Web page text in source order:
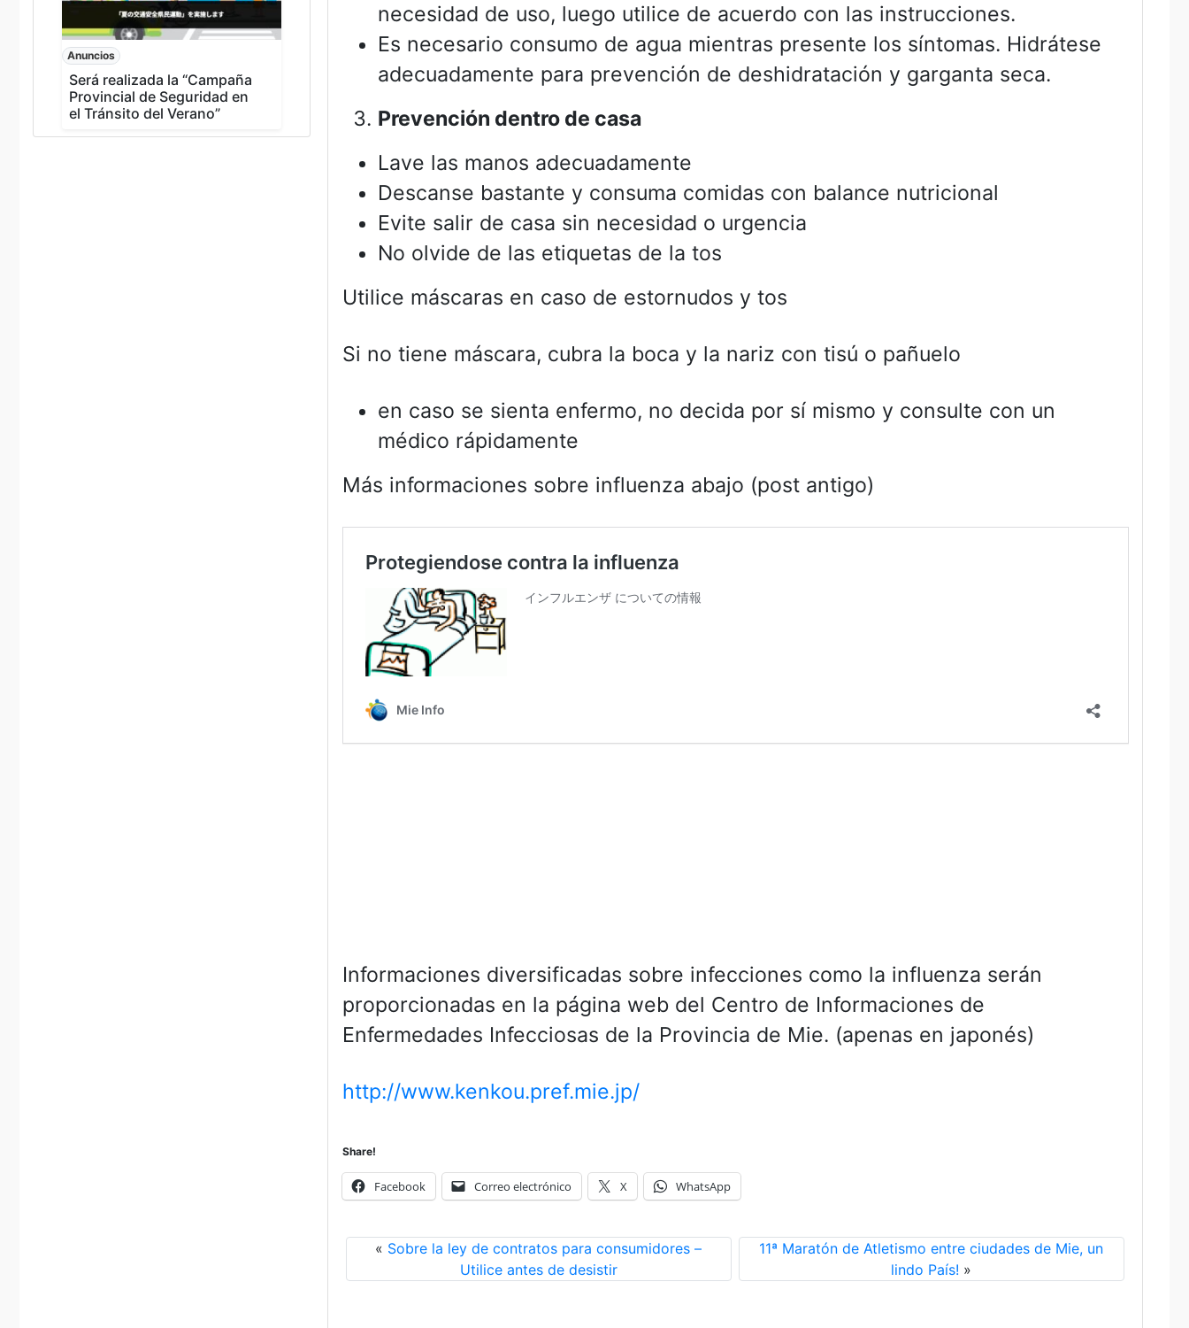
Anuncios
Será realizada la “Campaña
Provincial de Seguridad en
el Tránsito del Verano”
necesidad de uso, luego utilice de acuerdo con las instrucciones.
Es necesario consumo de agua mientras presente los síntomas. Hidrátese
adecuadamente para prevención de deshidratación y garganta seca.
Prevención dentro de casa
Lave las manos adecuadamente
Descanse bastante y consuma comidas con balance nutricional
Evite salir de casa sin necesidad o urgencia
No olvide de las etiquetas de la tos
Utilice máscaras en caso de estornudos y tos
Si no tiene máscara, cubra la boca y la nariz con tisú o pañuelo
en caso se sienta enfermo, no decida por sí mismo y consulte con un
médico rápidamente
Más informaciones sobre influenza abajo (post antigo)
Informaciones diversificadas sobre infecciones como la influenza serán
proporcionadas en la página web del Centro de Informaciones de
Enfermedades Infecciosas de la Provincia de Mie. (apenas en japonés)
http://www.kenkou.pref.mie.jp/
Share!
Facebook Correo electrónico X WhatsApp
« Sobre la ley de contratos para consumidores –
Utilice antes de desistir
11ª Maratón de Atletismo entre ciudades de Mie, un
lindo País! »